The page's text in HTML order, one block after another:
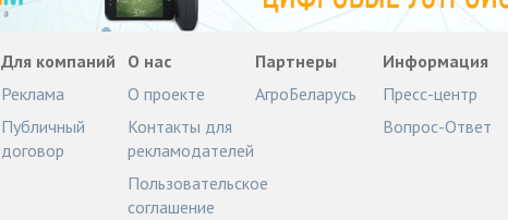
Для компаний
Реклама
Публичный
договор
О нас
О проекте
Контакты для
рекламодателей
Пользовательское
соглашение
Партнеры
АгроБеларусь
Информация
Пресс-центр
Вопрос-Ответ